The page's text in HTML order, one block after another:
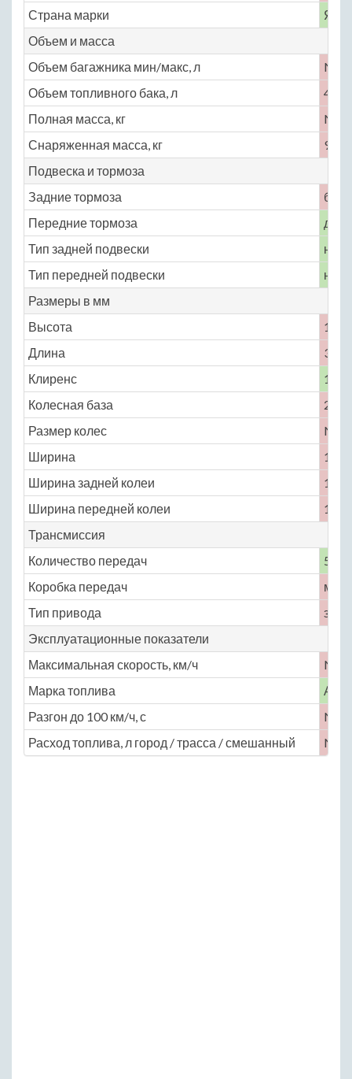
Страна марки
Объем и масса
Объем багажника мин/макс, л
No
Объем топливного бака, л
40
Полная масса, кг
No
Снаряженная масса, кг
920
Подвеска и тормоза
Задние тормоза
Передние тормоза
Тип задней подвески
Тип передней подвески
Размеры в мм
Высота
1875
Длина
3395
Клиренс
150
Колесная база
2400
Размер колес
No
Ширина
1475
Ширина задней колеи
1290
Ширина передней колеи
1300
Трансмиссия
Количество передач
5
Коробка передач
Тип привода
Эксплуатационные показатели
Максимальная скорость, км/ч
No
Марка топлива
АИ-
Разгон до 100 км/ч, с
No
Расход топлива, л город / трасса / смешанный
No